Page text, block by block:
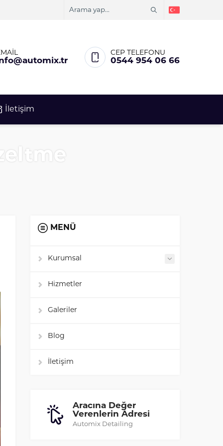
CEP TELEFONU
0544 954 06 66
İletişim
MENÜ
Kurumsal
Hizmetler
Galeriler
Blog
İletişim
Aracına Değer
Verenlerin Adresi
Automix Detailing